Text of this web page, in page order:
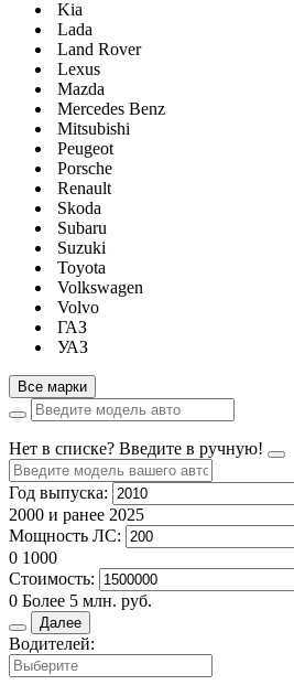
Kia
Lada
Land Rover
Lexus
Mazda
Mercedes Benz
Mitsubishi
Peugeot
Porsche
Renault
Skoda
Subaru
Suzuki
Toyota
Volkswagen
Volvo
ГАЗ
УАЗ
Все марки
Нет в списке? Введите в ручную!
Год выпуска:
2000 и ранее 2025
Мощность ЛС:
0 1000
Стоимость:
0 Более 5 млн. руб.
Далее
Водителей: